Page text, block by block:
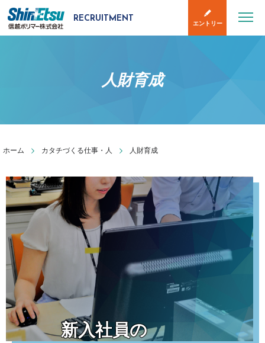
カタチづくる仕事・人 人財育成
人財育成
新入社員の
RECRUITMENT
エントリー